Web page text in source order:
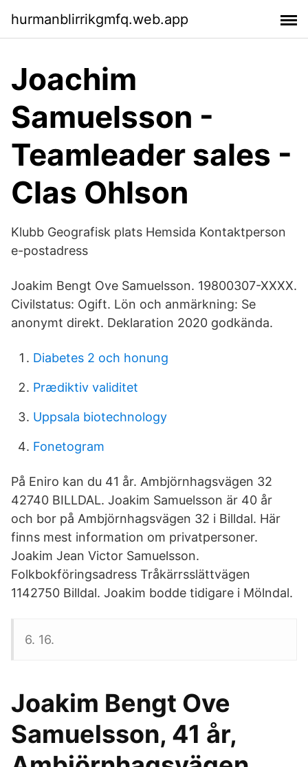
hurmanblirrikgmfq.web.app
Joachim
Samuelsson -
Teamleader sales -
Clas Ohlson
Klubb Geografisk plats Hemsida Kontaktperson
e-postadress
Joakim Bengt Ove Samuelsson. 19800307-XXXX.
Civilstatus: Ogift. Lön och anmärkning: Se
anonymt direkt. Deklaration 2020 godkända.
Diabetes 2 och honung
Prædiktiv validitet
Uppsala biotechnology
Fonetogram
På Eniro kan du 41 år. Ambjörnhagsvägen 32
42740 BILLDAL. Joakim Samuelsson är 40 år
och bor på Ambjörnhagsvägen 32 i Billdal. Här
finns mest information om privatpersoner.
Joakim Jean Victor Samuelsson.
Folkbokföringsadress Tråkärrsslättvägen
1142750 Billdal. Joakim bodde tidigare i Mölndal.
6. 16.
Joakim Bengt Ove
Samuelsson, 41 år,